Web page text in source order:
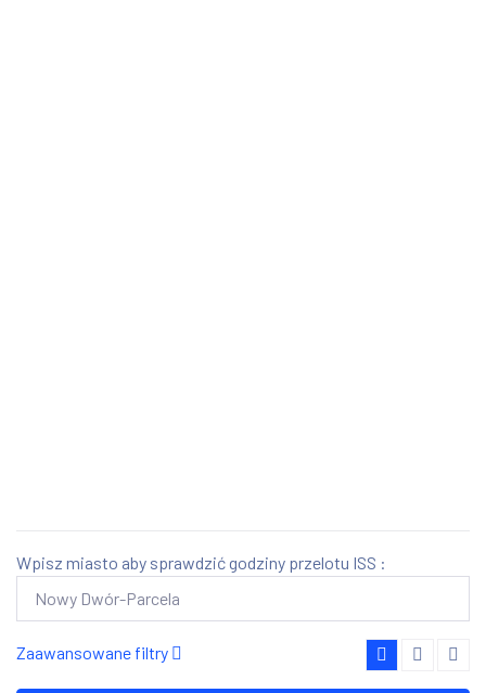
Wpisz miasto aby sprawdzić godziny przelotu ISS :
Zaawansowane filtry